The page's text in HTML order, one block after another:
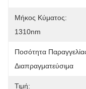
Μήκος Κύματος:
1310nm
Ποσότητα
Διαπραγματεύσιμα
Τιμή: